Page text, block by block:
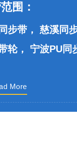
围：
步带， 慈溪同
轮， 宁波PU同
More